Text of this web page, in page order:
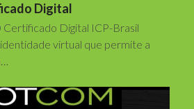
Digital
Digital ICP-Brasil
virtual que permite a